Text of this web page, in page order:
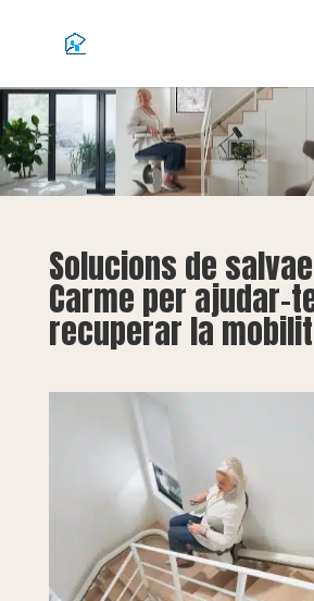
Solucions de
Carme per ajudar-
recuperar la